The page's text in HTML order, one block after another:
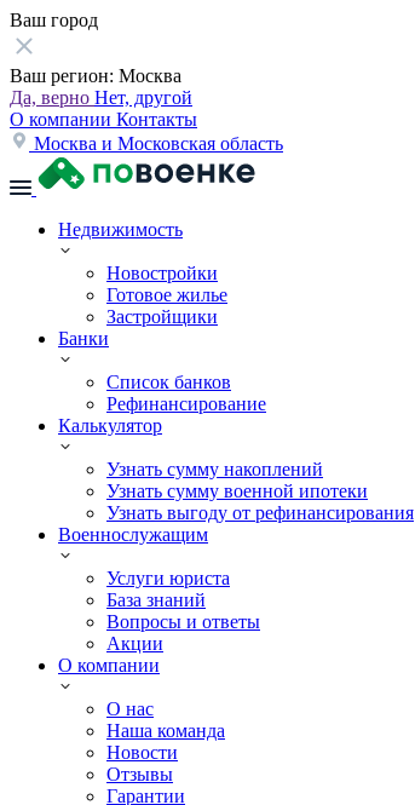
Ваш город
Ваш регион: Москва
Да, верно Нет, другой
О компании Контакты
Москва и Московская область
Недвижимость
Новостройки
Готовое жилье
Застройщики
Банки
Список банков
Рефинансирование
Калькулятор
Узнать сумму накоплений
Узнать сумму военной ипотеки
Узнать выгоду от рефинансирования
Военнослужащим
Услуги юриста
База знаний
Вопросы и ответы
Акции
О компании
О нас
Наша команда
Новости
Отзывы
Гарантии